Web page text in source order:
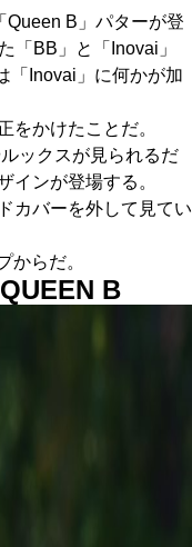
B」パターが登
「BB」と「Inovai」
「Inovai」に何かが加
をかけたことだ。
ックスが見られるだ
インが登場する。
カバーを外して見てい
からだ。
B